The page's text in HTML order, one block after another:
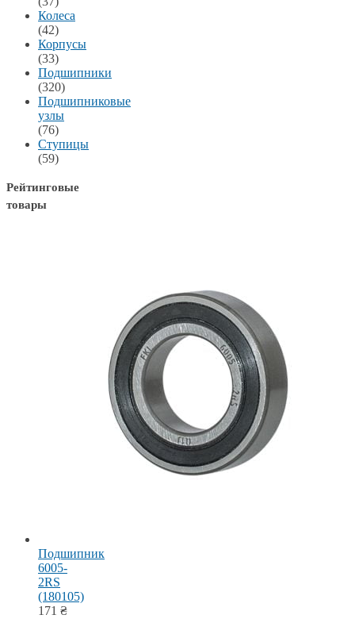
Колеса
(42)
Корпусы
(33)
Подшипники
(320)
Подшипниковые
узлы
(76)
Ступицы
(59)
Рейтинговые
товары
Подшипник
6005-
2RS
(180105)
171 ₴